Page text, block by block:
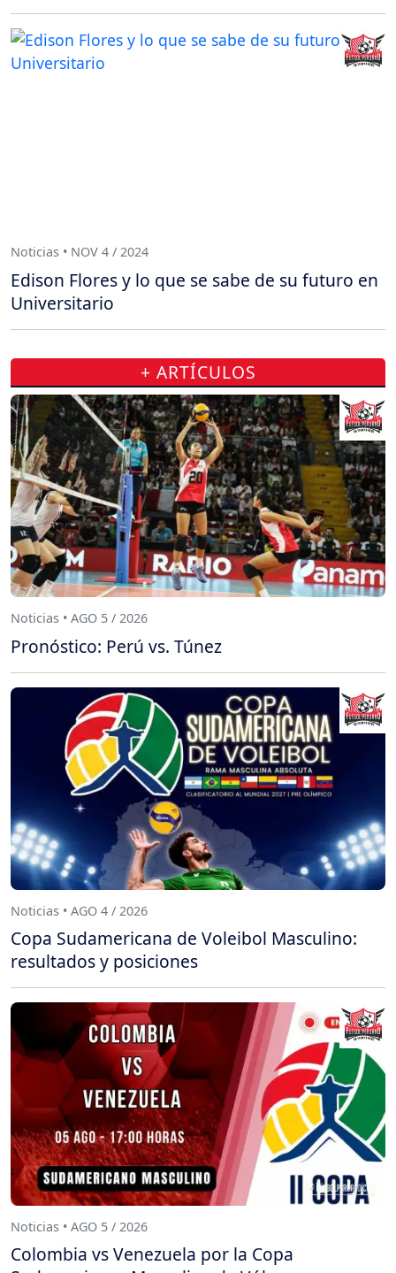
Noticias • NOV 4 / 2024
Edison Flores y lo que se sabe de su futuro en
Universitario
+ ARTÍCULOS
Noticias • AGO 5 / 2026
Pronóstico: Perú vs. Túnez
Noticias • AGO 4 / 2026
Copa Sudamericana de Voleibol Masculino:
resultados y posiciones
Noticias • AGO 5 / 2026
Colombia vs Venezuela por la Copa